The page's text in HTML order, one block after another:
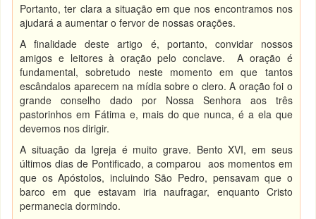
Portanto, ter clara a situação em que nos encontramos nos
ajudará a aumentar o fervor de nossas orações.
A finalidade deste artigo é, portanto, convidar nossos
amigos e leitores à oração pelo conclave. A oração é
fundamental, sobretudo neste momento em que tantos
escândalos aparecem na mídia sobre o clero. A oração foi o
grande conselho dado por Nossa Senhora aos três
pastorinhos em Fátima e, mais do que nunca, é a ela que
devemos nos dirigir.
A situação da Igreja é muito grave. Bento XVI, em seus
últimos dias de Pontificado, a comparou aos momentos em
que os Apóstolos, incluindo São Pedro, pensavam que o
barco em que estavam iria naufragar, enquanto Cristo
permanecia dormindo.